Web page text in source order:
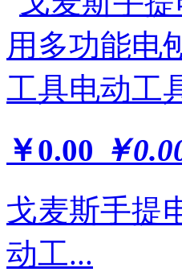
￥0.00 ￥
戈麦斯手提
动工...